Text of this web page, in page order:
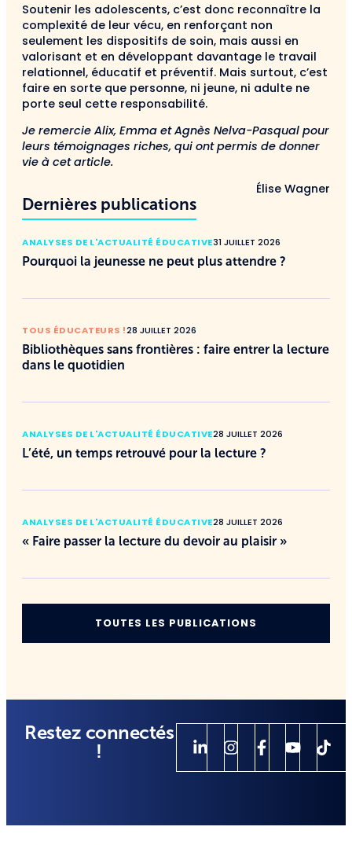
Soutenir les adolescents, c’est donc reconnaître la
complexité de leur vécu, en renforçant non
seulement les dispositifs de soin, mais aussi en
valorisant et en développant davantage le travail
relationnel, éducatif et préventif. Mais surtout, c’est
faire en sorte que personne, ni jeune, ni adulte ne
porte seul cette responsabilité.
Je remercie Alix, Emma et Agnès Nelva-Pasqual pour
leurs témoignages riches, qui ont permis de donner
vie à cet article.
Élise Wagner
Dernières publications
ANALYSES DE L'ACTUALITÉ ÉDUCATIVE31 JUILLET 2026
Pourquoi la jeunesse ne peut plus attendre ?
TOUS ÉDUCATEURS !28 JUILLET 2026
Bibliothèques sans frontières : faire entrer la lecture
dans le quotidien
ANALYSES DE L'ACTUALITÉ ÉDUCATIVE28 JUILLET 2026
L’été, un temps retrouvé pour la lecture ?
ANALYSES DE L'ACTUALITÉ ÉDUCATIVE28 JUILLET 2026
« Faire passer la lecture du devoir au plaisir »
TOUTES LES PUBLICATIONS
Restez connectés
!